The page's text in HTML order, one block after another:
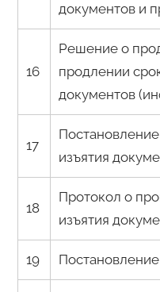
документов и
16
Решение о
продлении
документов
17
изъятия
18
Протокол о
изъятия
19